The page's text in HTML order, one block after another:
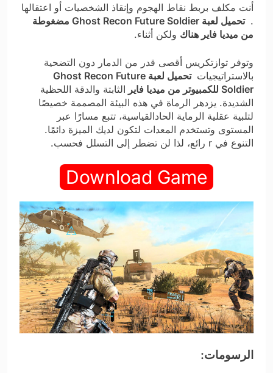
أنت مكلف بربط نقاط الهجوم وإنقاذ الشخصيات أو اعتقالها
.
تحميل لعبة Ghost Recon Future Soldier مضغوطة
من ميديا فاير هناك ولكن أثناء.
وتوفر توازتكريس أقصى قدر من الدمار دون التضحية
بالاستراتيجيات
تحميل لعبة Ghost Recon Future
Soldier للكمبيوتر من ميديا فاير
الثابتة والدقة اللحظية
الشديدة. يزدهر الرماة في هذه البيئة المصممة خصيصًا
لتلبية عقلية الرماية الحادالقياسية، تتبع مسارًا عبر
المستوى وتستخدم المعدات لتكون لديك الميزة دائمًا.
التنوع في r رائع، لذا لن تضطر إلى التسلل فحسب.
Download Game
الرسومات: